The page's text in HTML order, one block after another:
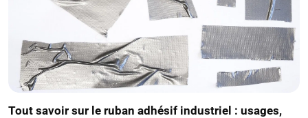
Tout savoir sur le ruban adhésif industriel : usages,